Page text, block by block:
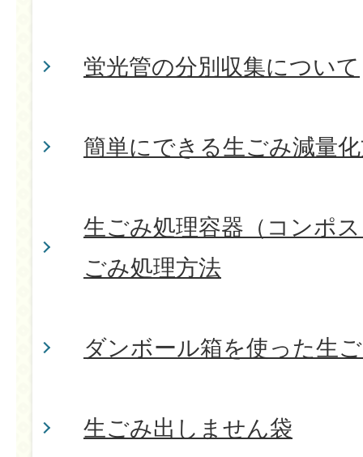
蛍光管の分別収集について
簡単にできる生ごみ減量
生ごみ処理容器（コンポ
ごみ処理方法
ダンボール箱を使った生
生ごみ出しません袋